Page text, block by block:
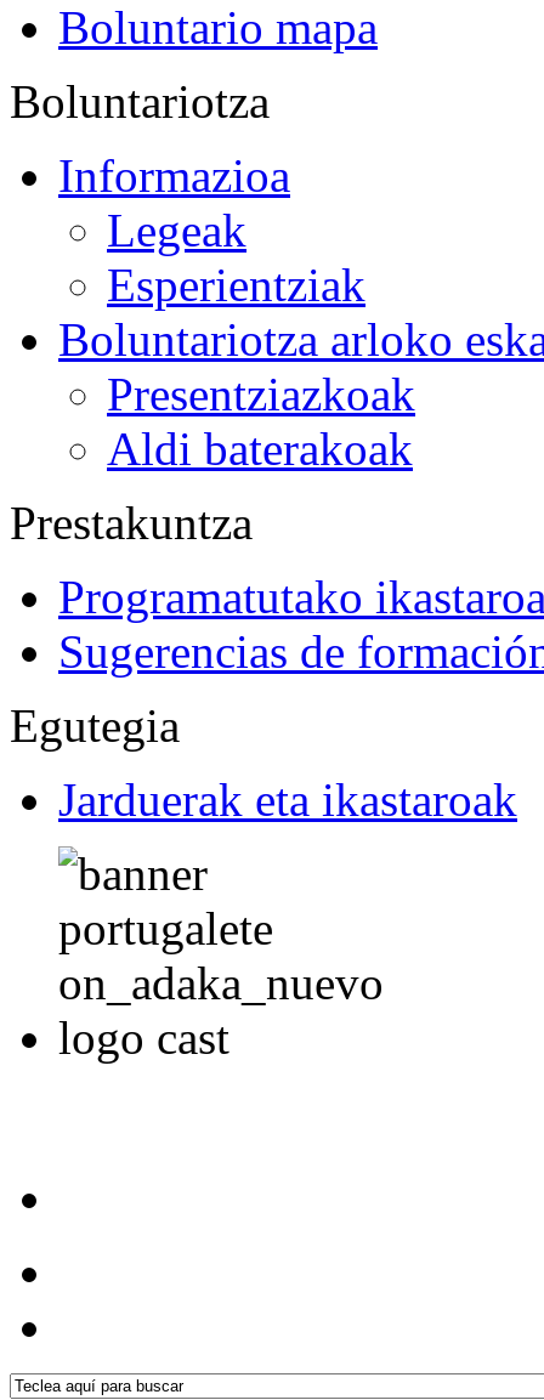
Boluntario mapa
Boluntariotza
Informazioa
Legeak
Esperientziak
Boluntariotza arloko
Presentziazkoak
Aldi baterakoak
Prestakuntza
Programatutako
Sugerencias de
Egutegia
Jarduerak eta ikastaroak